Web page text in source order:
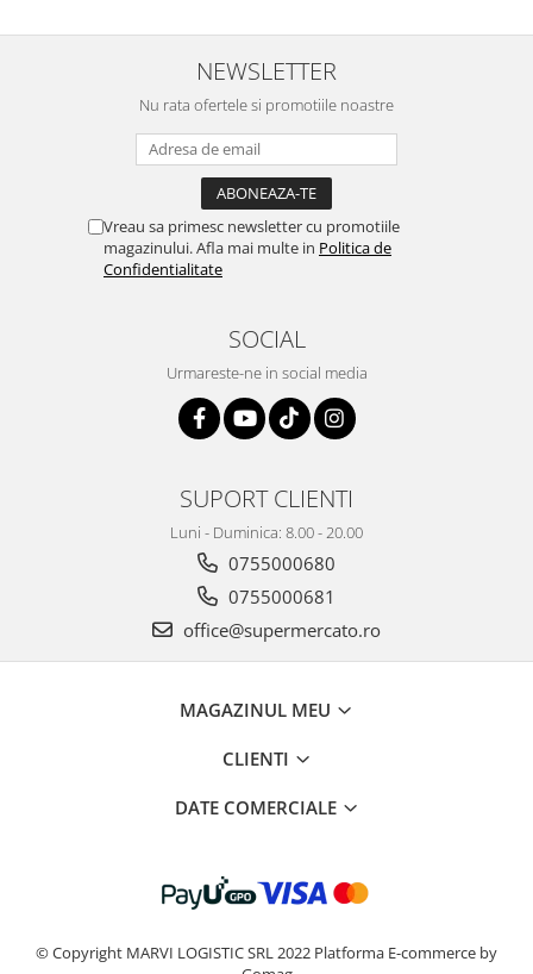
NEWSLETTER
Nu rata ofertele si promotiile noastre
Vreau sa primesc newsletter cu promotiile
magazinului. Afla mai multe in Politica de
Confidentialitate
SOCIAL
Urmareste-ne in social media
SUPORT CLIENTI
Luni - Duminica: 8.00 - 20.00
0755000680
0755000681
office@supermercato.ro
MAGAZINUL MEU
CLIENTI
DATE COMERCIALE
© Copyright MARVI LOGISTIC SRL 2022 Platforma E-commerce by